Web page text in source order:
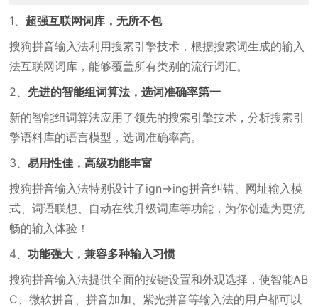
1、 超强互联网词库，无所不包
搜狗拼音输入法利用搜索引擎技术，根据搜索词生成的输入
法互联网词库，能够覆盖所有类别的流行词汇。
2、 先进的智能组词算法，选词准确率第一
新的智能组词算法应用了领先的搜索引擎技术，分析搜索引
擎语料库的语言模型，选词准确率高。
3、易用性佳，高级功能丰富
搜狗拼音输入法特别设计了ign→ing拼音纠错、网址输入模
式、词语联想、自动在线升级词库等功能，为你创造为更流
畅的输入体验！
4、功能强大，兼容多种输入习惯
搜狗拼音输入法提供全面的按键设置和外观选择，使智能AB
C、微软拼音、拼音加加、紫光拼音等输入法的用户都可以